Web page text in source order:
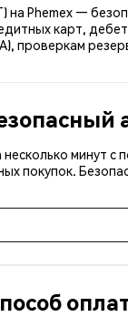
на Phemex —
карт,
проверкам
несколько
покупок.